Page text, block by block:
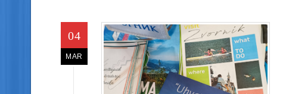
04
MAR